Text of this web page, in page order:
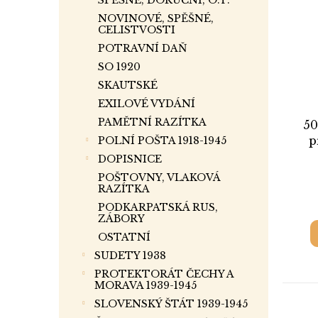
NOVINOVÉ, SPĚŠNÉ,
CELISTVOSTI
POTRAVNÍ DAŇ
SO 1920
SKAUTSKÉ
EXILOVÉ VYDÁNÍ
PAMĚTNÍ RAZÍTKA
POLNÍ POŠTA 1918-1945
DOPISNICE
POŠTOVNY, VLAKOVÁ
RAZÍTKA
PODKARPATSKÁ RUS,
ZÁBORY
OSTATNÍ
SUDETY 1938
PROTEKTORÁT ČECHY A
MORAVA 1939-1945
SLOVENSKÝ ŠTÁT 1939-1945